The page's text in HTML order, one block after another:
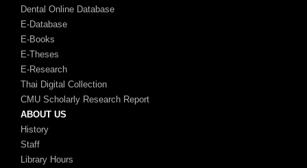
Dental Online Database
E-Database
E-Books
E-Theses
E-Research
Thai Digital Collection
CMU Scholarly Research Report
ABOUT US
History
Staff
Library Hours